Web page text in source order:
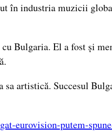
în industria muzicii
Bulgaria. El a fost și
artistică. Succesul
eurovision-putem-